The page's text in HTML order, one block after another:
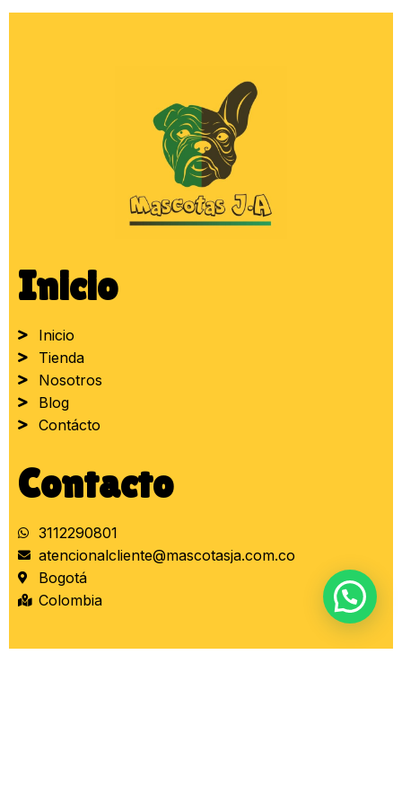
Inicio
Inicio
Tienda
Nosotros
Blog
Contácto
Contacto
3112290801
atencionalcliente@mascotasja.com.co
Bogotá
Colombia